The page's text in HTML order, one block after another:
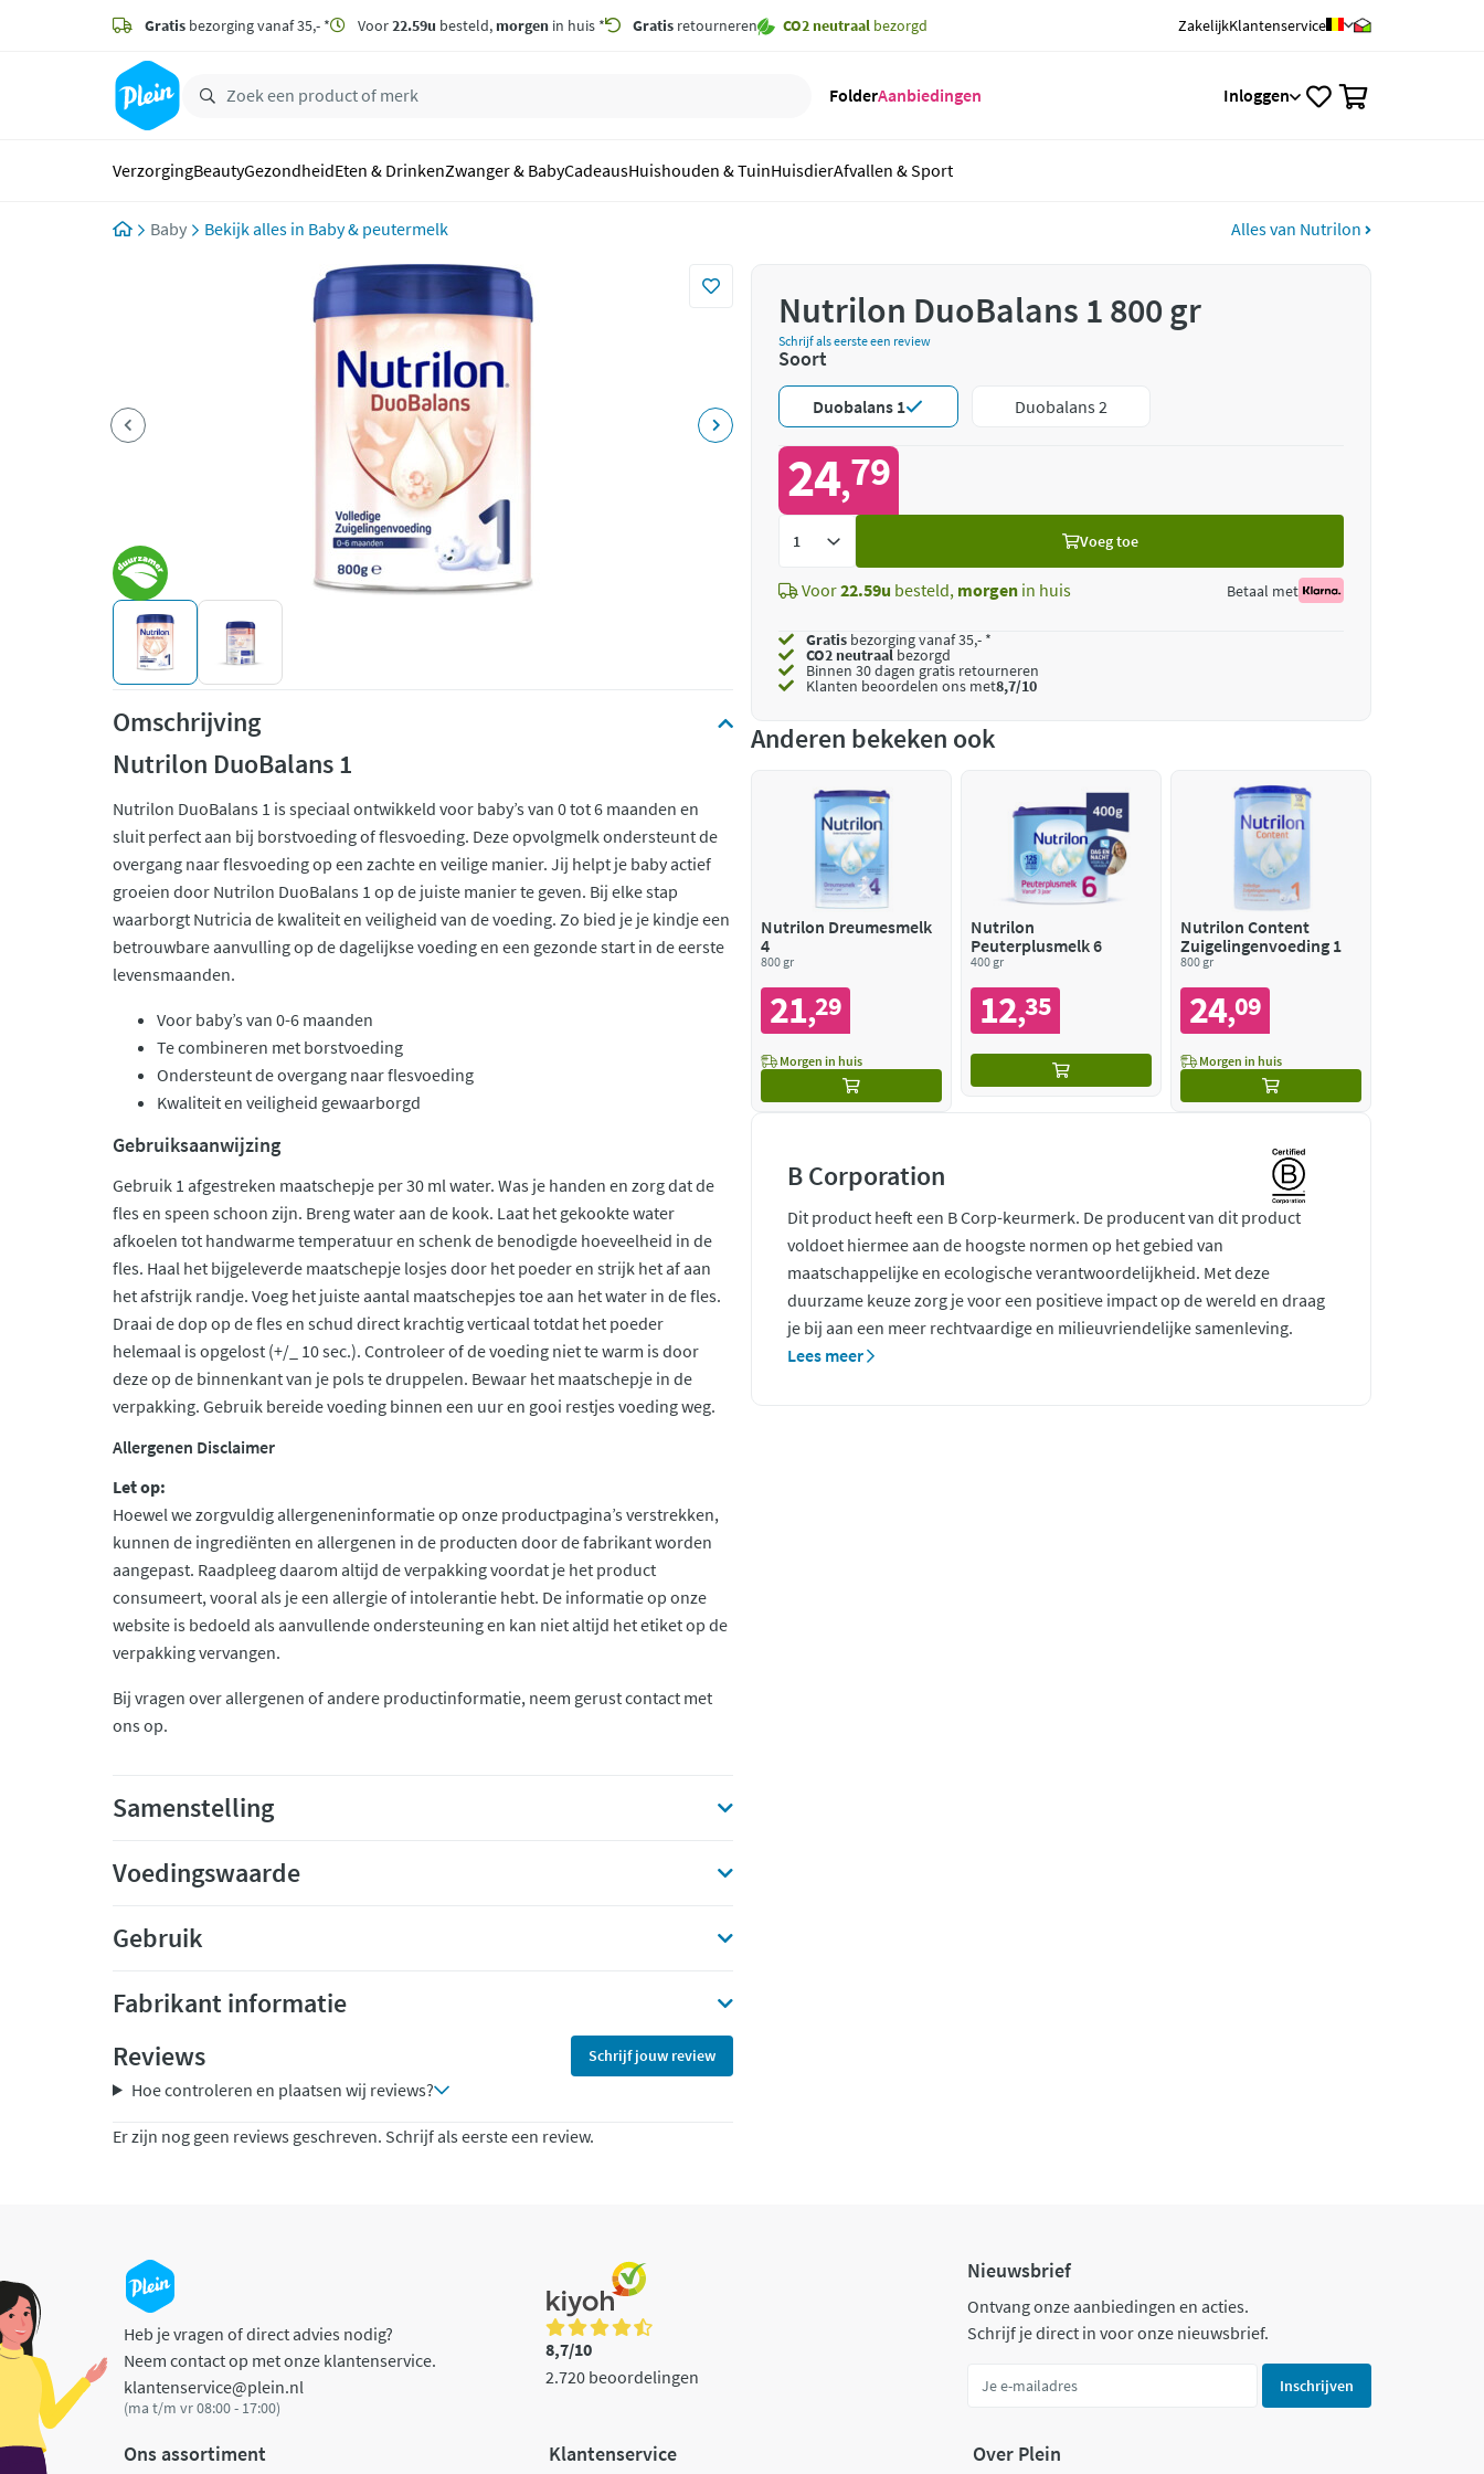
zoeken
hoofdinhoud
Gratis bezorging vanaf 35,- * Voor22.59u besteld, morgen in huis * Gratis retourneren CO2 neutraal bezorgd ZakelijkKlantenservice
FolderAanbiedingen Inloggen
VerzorgingBeautyGezondheidEten & DrinkenZwanger & BabyCadeausHuishouden & TuinHuisdierAfvallen & Sport
Baby Baby & peutermelk Alles van Nutrilon
Omschrijving
Nutrilon DuoBalans 1
Nutrilon DuoBalans 1 is speciaal ontwikkeld voor baby’s van 0 tot 6 maanden en
sluit perfect aan bij borstvoeding of flesvoeding. Deze opvolgmelk ondersteunt de
overgang naar flesvoeding op een zachte en veilige manier. Jij helpt je baby actief
groeien door Nutrilon DuoBalans 1 op de juiste manier te geven. Bij elke stap
waarborgt Nutricia de kwaliteit en veiligheid van de voeding. Zo bied je je kindje een
betrouwbare aanvulling op de dagelijkse voeding en een gezonde start in de eerste
levensmaanden.
Voor baby’s van 0-6 maanden
Te combineren met borstvoeding
Ondersteunt de overgang naar flesvoeding
Kwaliteit en veiligheid gewaarborgd
Gebruiksaanwijzing
Gebruik 1 afgestreken maatschepje per 30 ml water. Was je handen en zorg dat de
fles en speen schoon zijn. Breng water aan de kook. Laat het gekookte water
afkoelen tot handwarme temperatuur en schenk de benodigde hoeveelheid in de
fles. Haal het bijgeleverde maatschepje losjes door het poeder en strijk het af aan
het afstrijk randje. Voeg het juiste aantal maatschepjes toe aan het water in de fles.
Draai de dop op de fles en schud direct krachtig verticaal totdat het poeder
helemaal is opgelost (+/_ 10 sec.). Controleer of de voeding niet te warm is door
deze op de binnenkant van je pols te druppelen. Bewaar het maatschepje in de
verpakking. Gebruik bereide voeding binnen een uur en gooi restjes voeding weg.
Allergenen Disclaimer
Let op:
Hoewel we zorgvuldig allergeneninformatie op onze productpagina’s verstrekken,
kunnen de ingrediënten en allergenen in de producten door de fabrikant worden
aangepast. Raadpleeg daarom altijd de verpakking voordat je het product
consumeert, vooral als je een allergie of intolerantie hebt. De informatie op onze
website is bedoeld als aanvullende ondersteuning en kan niet altijd het etiket op de
verpakking vervangen.
Bij vragen over allergenen of andere productinformatie, neem gerust contact met
ons op.
Samenstelling
Voedingswaarde
Gebruik
Fabrikant informatie
Reviews
Schrijf jouw review
Hoe controleren en plaatsen wij reviews?
Er zijn nog geen reviews geschreven. Schrijf als eerste een review.
Nutrilon DuoBalans 1 800 gr
Schrijf als eerste een review
Soort
Duobalans 1 Duobalans 2
24,79
Voeg toe
Voor22.59u besteld, morgen in huis Betaal met
Gratis bezorging vanaf 35,- *
CO2 neutraalbezorgd
Binnen 30 dagen gratis retourneren
Klanten beoordelen ons met8,7/10
Anderen bekeken ook
Nutrilon Dreumesmelk
4
800 gr
21,29
Morgen in huis
Nutrilon
Peuterplusmelk 6
400 gr
12,35
Nutrilon Content
Zuigelingenvoeding 1
800 gr
24,09
Morgen in huis
B Corporation
Dit product heeft een B Corp-keurmerk. De producent van dit product
voldoet hiermee aan de hoogste normen op het gebied van
maatschappelijke en ecologische verantwoordelijkheid. Met deze
duurzame keuze zorg je voor een positieve impact op de wereld en draag
je bij aan een meer rechtvaardige en milieuvriendelijke samenleving.
Lees meer
Heb je vragen of direct advies nodig?
Neem contact op met onze klantenservice.
klantenservice@plein.nl
(ma t/m vr 08:00 - 17:00)
8,7/10
2.720 beoordelingen
Nieuwsbrief
Ontvang onze aanbiedingen en acties.
Schrijf je direct in voor onze nieuwsbrief.
Inschrijven
Ons assortiment Klantenservice Over Plein